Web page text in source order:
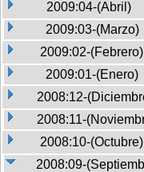
2009:04-(Abril)
2009:03-(Marzo)
2009:02-(Febrero)
2009:01-(Enero)
2008:12-
2008:11-
2008:10-(Octubre)
2008:09-